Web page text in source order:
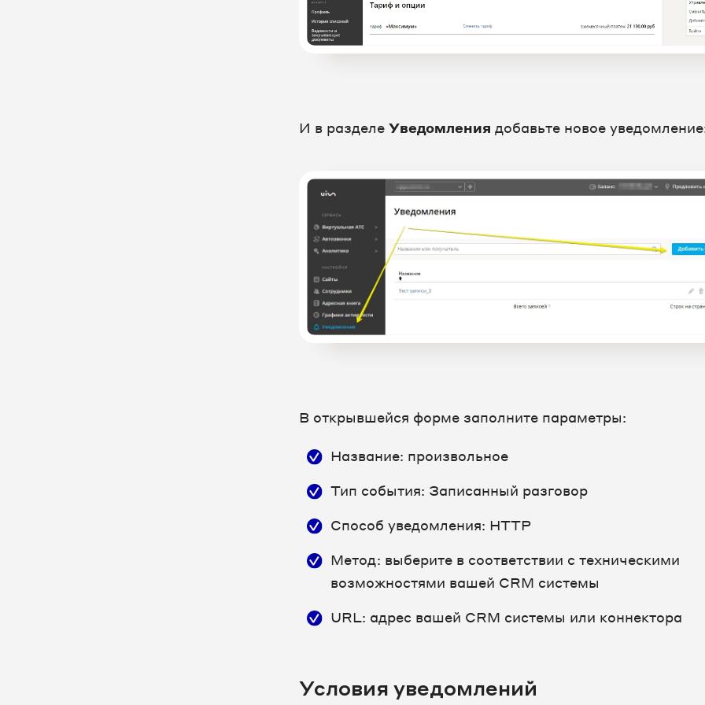
И в разделе Уведомления добавьте новое
В открывшейся форме заполните параметры:
Название: произвольное
Тип события: Записанный разговор
Способ уведомления: HTTP
Метод: выберите в соответствии с техническими
возможностями вашей CRM системы
URL: адрес вашей CRM системы или коннектора
Условия уведомлений